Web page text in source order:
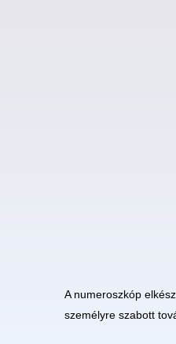
A numeroszkóp
személyre szabott